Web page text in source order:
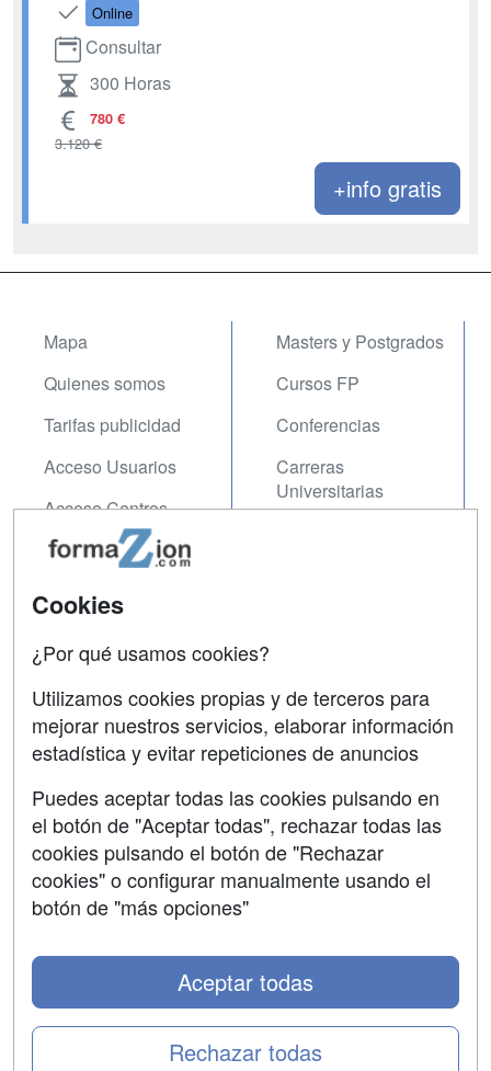
Online
Consultar
300 Horas
780 €
3.120 €
+info gratis
Mapa
Quienes somos
Tarifas publicidad
Acceso Usuarios
Acceso Centros
Masters y Postgrados
Cursos FP
Conferencias
Carreras
Universitarias
Contactar
Copyleft
Grupo formazion:
Cookies
¿Por qué usamos cookies?
Utilizamos cookies propias y de terceros para
mejorar nuestros servicios, elaborar información
estadística y evitar repeticiones de anuncios
Puedes aceptar todas las cookies pulsando en
el botón de "Aceptar todas", rechazar todas las
cookies pulsando el botón de "Rechazar
cookies" o configurar manualmente usando el
botón de "más opciones"
Rechazar todas
Aceptar todas